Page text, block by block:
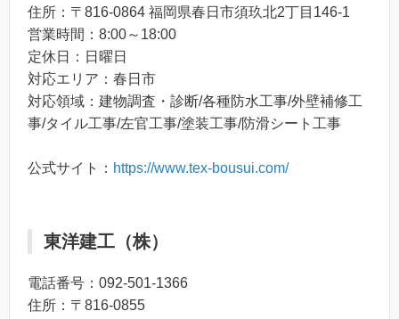
住所：〒816-0864 福岡県春日市須玖北2丁目146-1
営業時間：8:00～18:00
定休日：日曜日
対応エリア：春日市
対応領域：建物調査・診断/各種防水工事/外壁補修工
事/タイル工事/左官工事/塗装工事/防滑シート工事
公式サイト： https://www.tex-bousui.com/
東洋建工（株）
電話番号：092-501-1366
住所：〒816-0855